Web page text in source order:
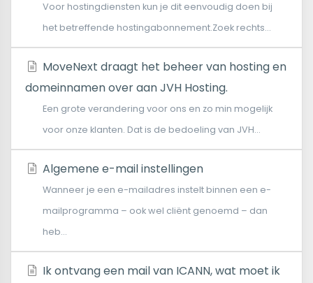
Voor hostingdiensten kun je dit eenvoudig doen bij
het betreffende hostingabonnement.Zoek rechts...
MoveNext draagt het beheer van hosting en
domeinnamen over aan JVH Hosting.
Een grote verandering voor ons en zo min mogelijk
voor onze klanten. Dat is de bedoeling van JVH...
Algemene e-mail instellingen
Wanneer je een e-mailadres instelt binnen een e-
mailprogramma – ook wel cliënt genoemd – dan
heb...
Ik ontvang een mail van ICANN, wat moet ik